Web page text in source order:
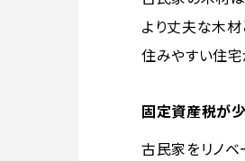
より丈夫な木材
住みやすい住宅
固定資産税が
古民家をリノベ